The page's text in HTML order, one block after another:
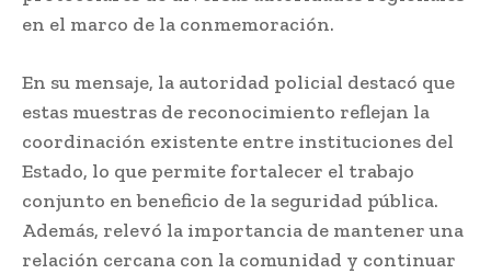
en el marco de la conmemoración.
En su mensaje, la autoridad policial destacó que
estas muestras de reconocimiento reflejan la
coordinación existente entre instituciones del
Estado, lo que permite fortalecer el trabajo
conjunto en beneficio de la seguridad pública.
Además, relevó la importancia de mantener una
relación cercana con la comunidad y continuar